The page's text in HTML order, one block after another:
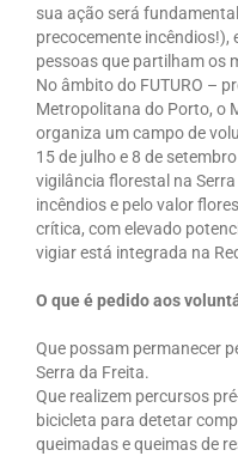
sua ação será
precocemente incêndios!),
pessoas que partilham os
No âmbito do FUTURO –
Metropolitana do Porto, o
organiza um campo de
15 de julho e 8 de
vigilância florestal na
incêndios e pelo valor
crítica, com elevado
vigiar está integrada na
O que é pedido aos
Que possam permanecer
Serra da Freita.
Que realizem percursos
bicicleta para detetar
queimadas e queimas de